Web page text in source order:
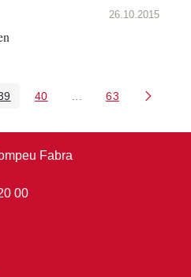
26.10.2015
Use TAB to navigate.
Page Page
40 Intermediate Pages
Page
63
Fabra
00